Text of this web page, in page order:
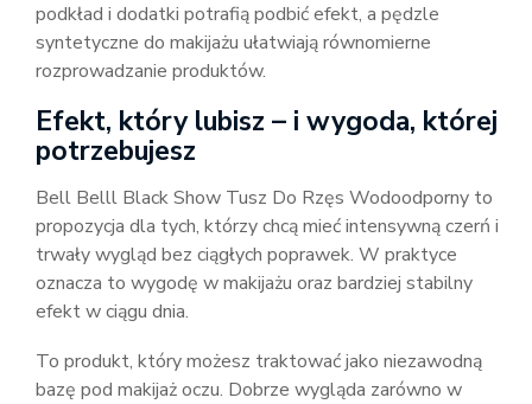
podkład i dodatki potrafią podbić efekt, a pędzle
syntetyczne do makijażu ułatwiają równomierne
rozprowadzanie produktów.
Efekt, który lubisz – i wygoda, której
potrzebujesz
Bell Belll Black Show Tusz Do Rzęs Wodoodporny to
propozycja dla tych, którzy chcą mieć intensywną czerń i
trwały wygląd bez ciągłych poprawek. W praktyce
oznacza to wygodę w makijażu oraz bardziej stabilny
efekt w ciągu dnia.
To produkt, który możesz traktować jako niezawodną
bazę pod makijaż oczu. Dobrze wygląda zarówno w